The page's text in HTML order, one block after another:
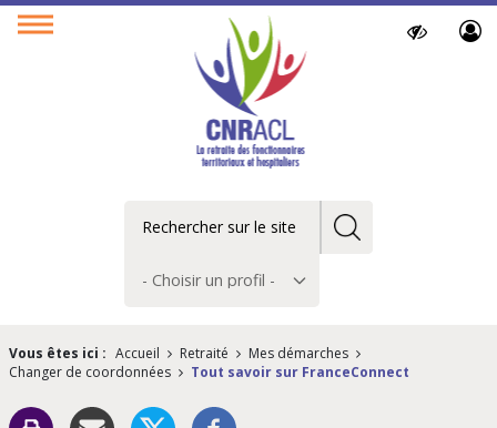
Paramètres
profil
Ouvrir
Vous êtes ici : Accueil Retraité
Mes démarches
Changer de coordonnées
Tout savoir sur FranceConnect